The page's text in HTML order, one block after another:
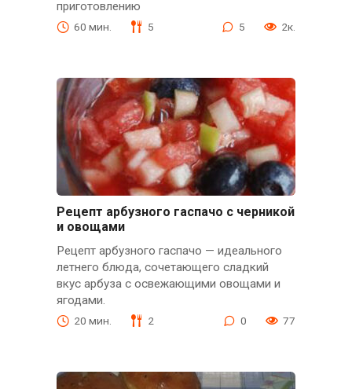
приготовлению
60 мин. 5 5 2к.
Рецепт арбузного гаспачо с черникой
и овощами
Рецепт арбузного гаспачо — идеального
летнего блюда, сочетающего сладкий
вкус арбуза с освежающими овощами и
ягодами.
20 мин. 2 0 77